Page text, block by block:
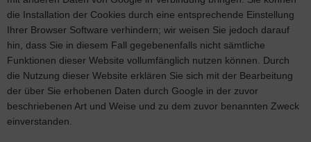
die Installation der Cookies durch eine entsprechende Einstellung
Ihrer Browser Software verhindern; wir weisen Sie jedoch darauf
hin, dass Sie in diesem Fall gegebenenfalls nicht sämtliche
Funktionen dieser Website vollumfänglich nutzen können. Durch
die Nutzung dieser Website erklären Sie sich mit der Bearbeitung
der über Sie erhobenen Daten durch Google in der zuvor
beschriebenen Art und Weise und zu dem zuvor benannten Zweck
einverstanden.